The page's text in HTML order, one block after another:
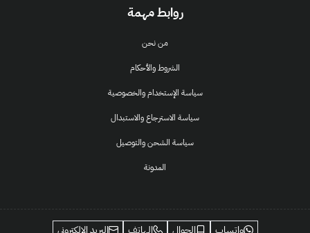
روابط مهمة
من نحن
الشروط والأحكام
سياسة الإستخدام والخصوصية
سياسة الاسترجاع والاستبدال
سياسة الشحن والتوصيل
المدونة